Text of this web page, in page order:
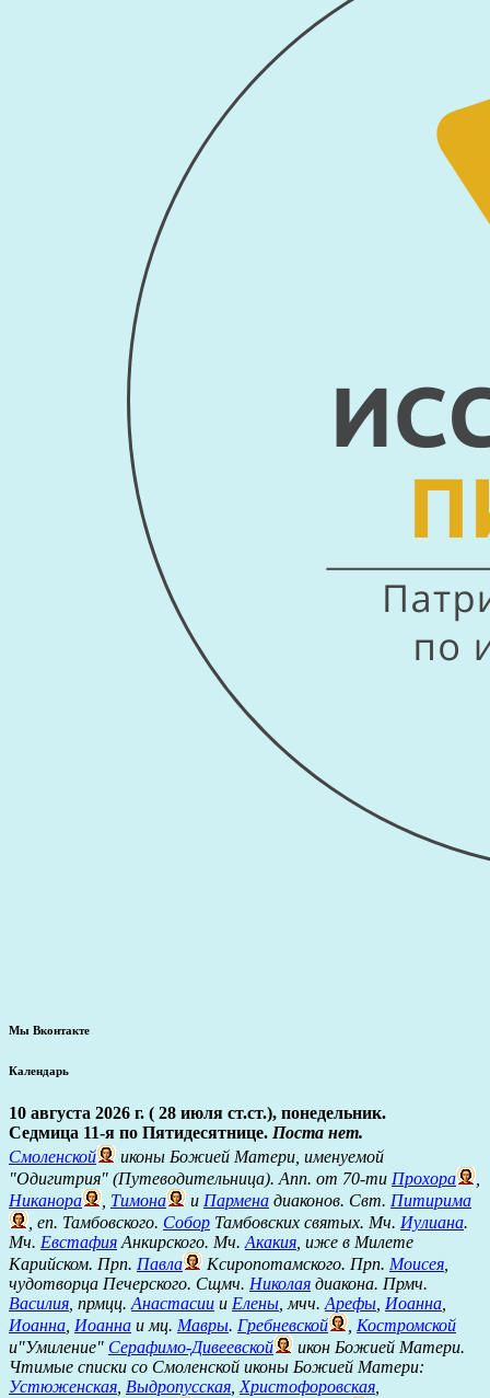
Мы Вконтакте
Календарь
10 августа 2026 г. ( 28 июля ст.ст.), понедельник.
Седмица 11-я по Пятидесятнице. Поста нет.
Смоленской
иконы Божией Матери, именуемой
"Одигитрия" (Путеводительница). Апп. от 70-ти Прохора
,
Никанора
, Тимона и Пармена диаконов. Свт. Питирима
, еп. Тамбовского. Собор Тамбовских святых. Мч. Иулиана.
Мч. ЕвстафияАнкирского. Мч.Акакия, иже в Милете
Карийском. Прп. Павла Ксиропотамского. Прп. Моисея,
чудотворца Печерского. Сщмч. Николая диакона. Прмч.
Василия, прмцц.Анастасии и Елены, мчч.Арефы, Иоанна,
Иоанна, Иоанна и мц. Мавры. Гребневской , Костромской
и"Умиление" Серафимо-Дивеевской
икон Божией Матери.
Чтимые списки со Смоленской иконы Божией Матери:
Устюженская, Выдропусская,Христофоровская,